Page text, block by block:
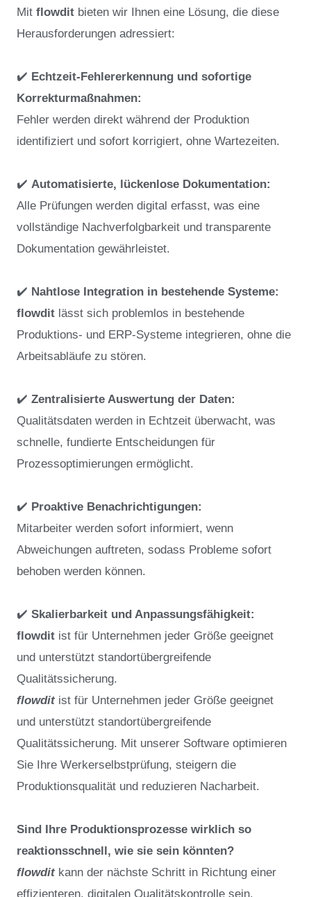
Mit flowdit bieten wir Ihnen eine Lösung, die diese
Herausforderungen adressiert:
✔️ Echtzeit-Fehlererkennung und sofortige
Korrekturmaßnahmen:
Fehler werden direkt während der Produktion
identifiziert und sofort korrigiert, ohne Wartezeiten.
✔️ Automatisierte, lückenlose Dokumentation:
Alle Prüfungen werden digital erfasst, was eine
vollständige Nachverfolgbarkeit und transparente
Dokumentation gewährleistet.
✔️ Nahtlose Integration in bestehende Systeme:
flowdit lässt sich problemlos in bestehende
Produktions- und ERP-Systeme integrieren, ohne die
Arbeitsabläufe zu stören.
✔️ Zentralisierte Auswertung der Daten:
Qualitätsdaten werden in Echtzeit überwacht, was
schnelle, fundierte Entscheidungen für
Prozessoptimierungen ermöglicht.
✔️ Proaktive Benachrichtigungen:
Mitarbeiter werden sofort informiert, wenn
Abweichungen auftreten, sodass Probleme sofort
behoben werden können.
✔️ Skalierbarkeit und Anpassungsfähigkeit:
flowdit ist für Unternehmen jeder Größe geeignet
und unterstützt standortübergreifende
Qualitätssicherung.
flowditist für Unternehmen jeder Größe geeignet
und unterstützt standortübergreifende
Qualitätssicherung. Mit unserer Software optimieren
Sie Ihre Werkerselbstprüfung, steigern die
Produktionsqualität und reduzieren Nacharbeit.
Sind Ihre Produktionsprozesse wirklich so
reaktionsschnell, wie sie sein könnten?
flowditkann der nächste Schritt in Richtung einer
effizienteren, digitalen Qualitätskontrolle sein.